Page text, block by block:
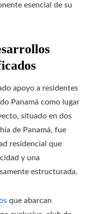
esencial de su
apoyo a residentes
Panamá como lugar
situado en dos
de Panamá, fue
residencial que
y una
estructurada.
que abarcan